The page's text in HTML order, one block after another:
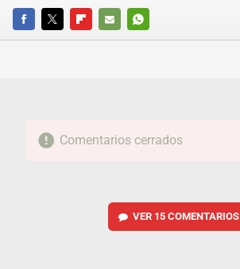
FACEBOOKTWITTERFLIPBOARD
E-
WHATSAPP
Comentarios cerrados
VER 15 COMENTARIOS